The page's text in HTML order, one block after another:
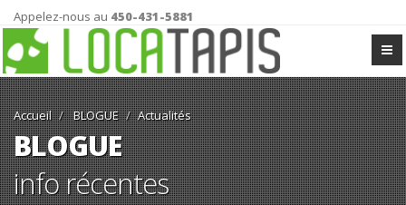
Appelez-nous au 450-431-5881
Accueil BLOGUE Actualités
BLOGUE
info récentes